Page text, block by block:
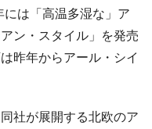
は「高温多湿な」ア
ン・スタイル」を発売
昨年からアール・シイ
社が展開する北欧のア